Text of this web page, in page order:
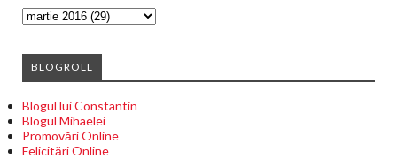
BLOGROLL
Blogul lui Constantin
Blogul Mihaelei
Promovări Online
Felicitări Online